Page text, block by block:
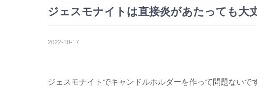
ジェスモナイトは直接炎があたっても大
2022-10-17
ジェスモナイトでキャンドルホルダーを作って問題ないで